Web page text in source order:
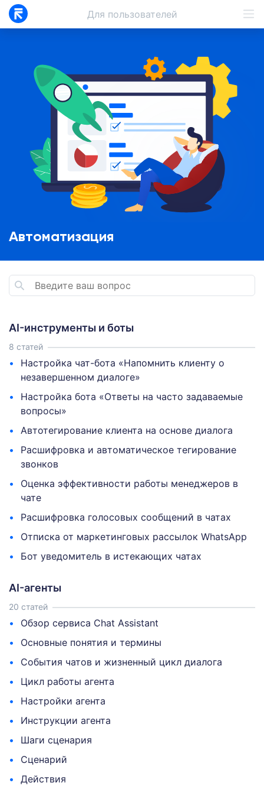
Для пользователей
Автоматизация
AI-инструменты и боты
8 статей
Настройка чат-бота «Напомнить клиенту о
незавершенном диалоге»
Настройка бота «Ответы на часто задаваемые
вопросы»
Автотегирование клиента на основе диалога
Расшифровка и автоматическое тегирование
звонков
Оценка эффективности работы менеджеров в
чате
Расшифровка голосовых сообщений в чатах
Отписка от маркетинговых рассылок WhatsApp
Бот уведомитель в истекающих чатах
AI-агенты
20 статей
Обзор сервиса Chat Assistant
Основные понятия и термины
События чатов и жизненный цикл диалога
Цикл работы агента
Настройки агента
Инструкции агента
Шаги сценария
Сценарий
Действия